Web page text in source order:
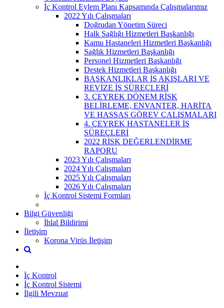
İç Kontrol Eylem Planı Kapsamında Çalışmalarımız
2022 Yılı Çalışmaları
Doğrudan Yönetim Süreci
Halk Sağlığı Hizmetleri Başkanlığı
Kamu Hastaneleri Hizmetleri Başkanlığı
Sağlık Hizmetleri Başkanlığı
Personel Hizmetleri Başkanlığı
Destek Hizmetleri Başkanlığı
BAŞKANLIKLAR İŞ AKIŞLARI VE
REVİZE İŞ SÜREÇLERİ
3. ÇEYREK DÖNEM RİSK
BELİRLEME, ENVANTER, HARİTA
VE HASSAS GÖREV ÇALIŞMALARI
4. ÇEYREK HASTANELER İŞ
SÜREÇLERİ
2022 RİSK DEĞERLENDİRME
RAPORU
2023 Yılı Çalışmaları
2024 Yılı Çalışmaları
2025 Yılı Çalışmaları
2026 Yılı Çalışmaları
İç Kontrol Sistemi Formları
Bilgi Güvenliği
İhlal Bildirimi
İletişim
Korona Virüs İletişim
İç Kontrol
İç Kontrol Sistemi
İlgili Mevzuat